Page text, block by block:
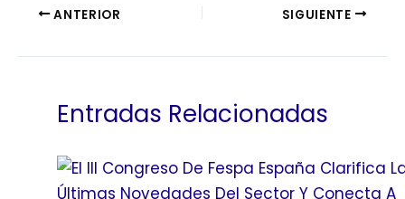
ANTERIOR SIGUIENTE
Entradas Relacionadas